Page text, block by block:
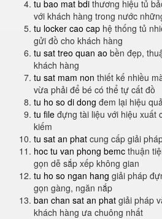
tu bao mat bdi thương hiệu tủ
với khách hàng trong nước
tu locker cao cap hệ thống tủ
gửi đồ cho khách hàng
tu sat treo quan ao bền đẹp,
khách hàng
tu sat mam non thiết kế nhiều
vừa phải để bé có thể tự cất đồ
tu ho so di dong đem lại hiệu
tu file đựng tài liệu với hiệu xuất
kiếm
tu sat an phat cung cấp giải
hoc tu van phong bemc thuận
gọn dễ sắp xếp không gian
tu ho so ngan hang giải pháp
gọn gàng, ngăn nắp
ban chan sat an phat giải pháp
khách hàng ưa chuông nhất